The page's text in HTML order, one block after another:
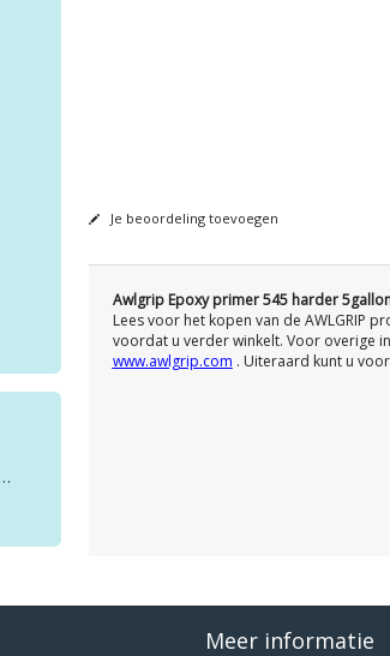
Je beoordeling toevoegen
Awlgrip Epoxy primer 545 harder
Lees voor het kopen van de AWLGRIP
voordat u verder winkelt. Voor overige
www.awlgrip.com . Uiteraard kunt u
Meer informatie